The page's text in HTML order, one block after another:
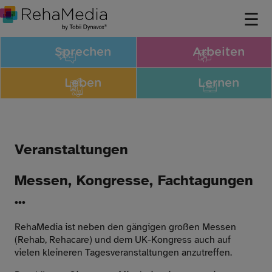
Veranstaltungen
Messen, Kongresse, Fachtagungen
...
RehaMedia ist neben den gängigen großen Messen
(Rehab, Rehacare) und dem UK-Kongress auch auf
vielen kleineren Tagesveranstaltungen anzutreffen.
Sprechen Arbeiten
Leben Lernen